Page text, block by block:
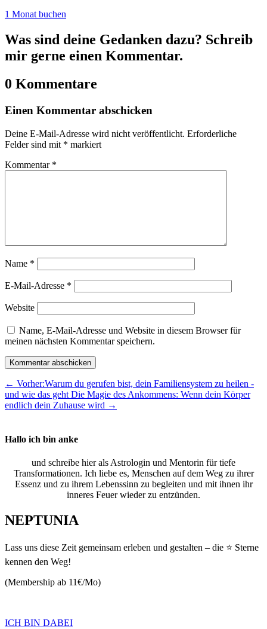
1 Monat buchen
Was sind deine Gedanken dazu? Schreib
mir gerne einen Kommentar.
0 Kommentare
Einen Kommentar abschicken
Deine E-Mail-Adresse wird nicht veröffentlicht. Erforderliche
Felder sind mit * markiert
Kommentar *
Name *
E-Mail-Adresse *
Website
Name, E-Mail-Adresse und Website in diesem Browser für
meinen nächsten Kommentar speichern.
Kommentar abschicken
← Vorher:Warum du gerufen bist, dein Familiensystem zu heilen -
und wie das geht Die Magie des Ankommens: Wenn dein Körper
endlich dein Zuhause wird →
Hallo ich bin anke
und schreibe hier als Astrologin und Mentorin für tiefe
Transformationen. Ich liebe es, Menschen auf dem Weg zu ihrer
Essenz und zu ihrem Lebenssinn zu begleiten und mit ihnen ihr
inneres Feuer wieder zu entzünden.
NEPTUNIA
Lass uns diese Zeit gemeinsam erleben und gestalten – die ⭐ Sterne
kennen den Weg!
(Membership ab 11€/Mo)
ICH BIN DABEI